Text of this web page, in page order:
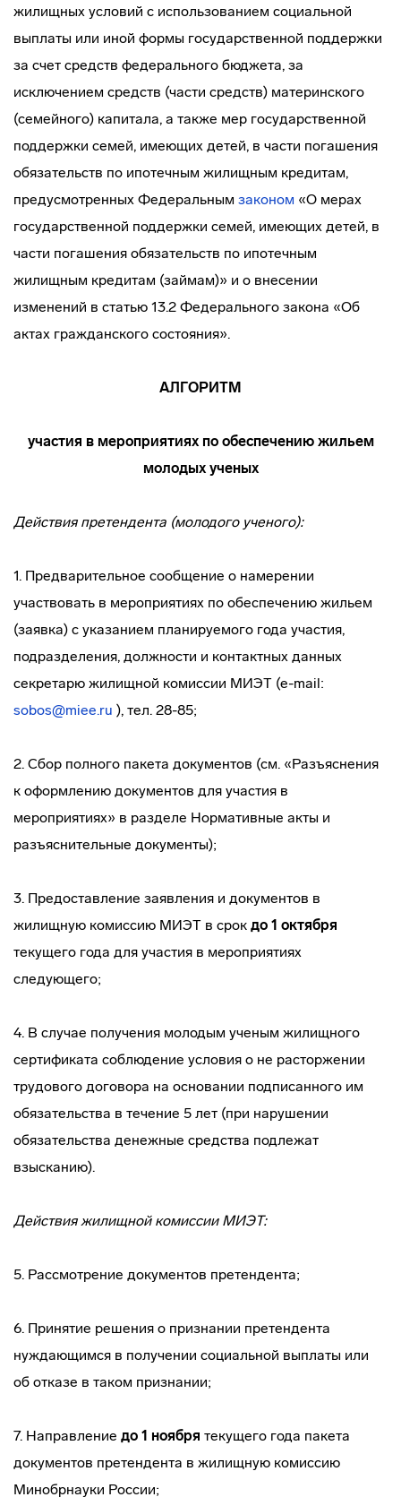
жилищных условий с использованием социальной
выплаты или иной формы государственной поддержки
за счет средств федерального бюджета, за
исключением средств (части средств) материнского
(семейного) капитала, а также мер государственной
поддержки семей, имеющих детей, в части погашения
обязательств по ипотечным жилищным кредитам,
предусмотренных Федеральным законом «О мерах
государственной поддержки семей, имеющих детей, в
части погашения обязательств по ипотечным
жилищным кредитам (займам)» и о внесении
изменений в статью 13.2 Федерального закона «Об
актах гражданского состояния».
АЛГОРИТМ
участия в мероприятиях по обеспечению жильем
молодых ученых
Действия претендента (молодого ученого):
1. Предварительное сообщение о намерении
участвовать в мероприятиях по обеспечению жильем
(заявка) с указанием планируемого года участия,
подразделения, должности и контактных данных
секретарю жилищной комиссии МИЭТ (e-mail:
sobos@miee.ru ), тел. 28-85;
2. Сбор полного пакета документов (см. «Разъяснения
к оформлению документов для участия в
мероприятиях» в разделе Нормативные акты и
разъяснительные документы);
3. Предоставление заявления и документов в
жилищную комиссию МИЭТ в срок до 1 октября
текущего года для участия в мероприятиях
следующего;
4. В случае получения молодым ученым жилищного
сертификата соблюдение условия о не расторжении
трудового договора на основании подписанного им
обязательства в течение 5 лет (при нарушении
обязательства денежные средства подлежат
взысканию).
Действия жилищной комиссии МИЭТ:
5. Рассмотрение документов претендента;
6. Принятие решения о признании претендента
нуждающимся в получении социальной выплаты или
об отказе в таком признании;
7. Направление до 1 ноября текущего года пакета
документов претендента в жилищную комиссию
Минобрнауки России;